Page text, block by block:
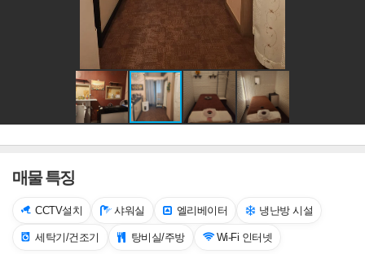
매물 특징
CCTV설치 샤워실 엘리베이터 냉난방 시설
세탁기/건조기 탕비실/주방 Wi-Fi 인터넷